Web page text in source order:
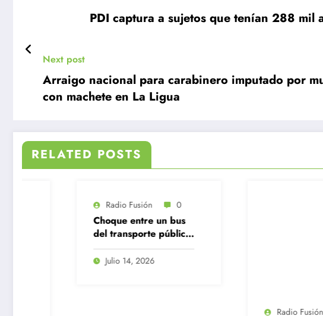
PDI captura a sujetos que tenían 288
Next post
Arraigo nacional para carabinero imputado por
con machete en La Ligua
RELATED POSTS